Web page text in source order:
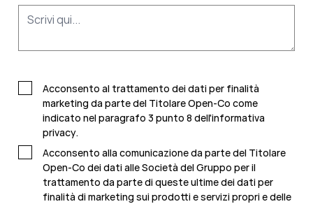
Acconsento al trattamento dei dati per finalità
marketing da parte del Titolare Open-Co come
indicato nel paragrafo 3 punto 8 dell'informativa
privacy.
Acconsento alla comunicazione da parte del Titolare
Open-Co dei dati alle Società del Gruppo per il
trattamento da parte di queste ultime dei dati per
finalità di marketing sui prodotti e servizi propri e delle